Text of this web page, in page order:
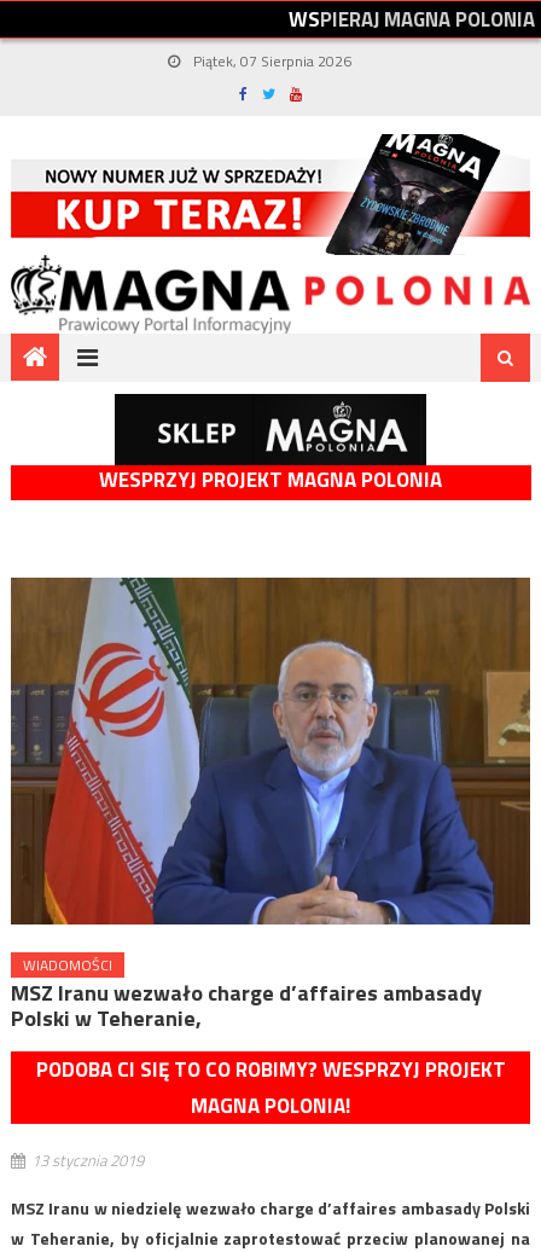
WSPIERAJMAGNAPOLONIA
Piątek, 07 Sierpnia 2026
WESPRZYJ PROJEKT MAGNA POLONIA
WIADOMOŚCI
MSZ Iranu wezwało charge d’affaires ambasady
Polski w Teheranie,
PODOBA CI SIĘ TO CO ROBIMY? WESPRZYJ PROJEKT
MAGNA POLONIA!
13 stycznia 2019
MSZ Iranu w niedzielę wezwało charge d’affaires ambasady Polski
w Teheranie, by oficjalnie zaprotestować przeciw planowanej na